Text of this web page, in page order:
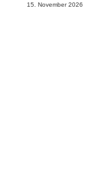
15. November 2026